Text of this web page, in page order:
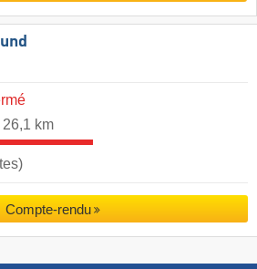
km
Compte-rendu